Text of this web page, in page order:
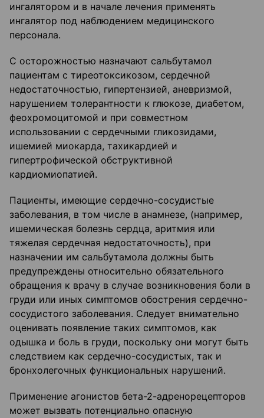
ингалятором и в начале лечения применять
ингалятор под наблюдением медицинского
персонала.
С осторожностью назначают сальбутамол
пациентам с тиреотоксикозом, сердечной
недостаточностью, гипертензией, аневризмой,
нарушением толерантности к глюкозе, диабетом,
феохромоцитомой и при совместном
использовании с сердечными гликозидами,
ишемией миокарда, тахикардией и
гипертрофической обструктивной
кардиомиопатией.
Пациенты, имеющие сердечно-сосудистые
заболевания, в том числе в анамнезе, (например,
ишемическая болезнь сердца, аритмия или
тяжелая сердечная недостаточность), при
назначении им сальбутамола должны быть
предупреждены относительно обязательного
обращения к врачу в случае возникновения боли в
груди или иных симптомов обострения сердечно-
сосудистого заболевания. Следует внимательно
оценивать появление таких симптомов, как
одышка и боль в груди, поскольку они могут быть
следствием как сердечно-сосудистых, так и
бронхолегочных функциональных нарушений.
Применение агонистов бета-2-адренорецепторов
может вызвать потенциально опасную